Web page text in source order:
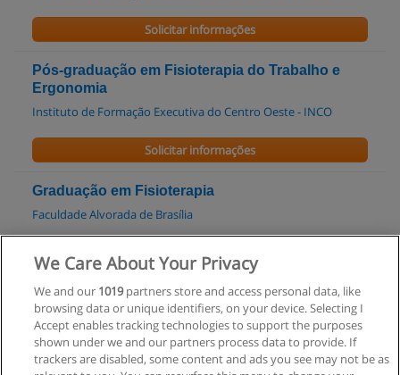
Solicitar informações
Pós-graduação em Fisioterapia do Trabalho e
Ergonomia
Instituto de Formação Executiva do Centro Oeste - INCO
Solicitar informações
Graduação em Fisioterapia
Faculdade Alvorada de Brasília
Solicitar informações
Curso de Fisioterapia Hospitalar
Central HONOS de Cursos
Solicitar informações
We Care About Your Privacy
We and our 1019partners store and access personal data, like
browsing data or unique identifiers, on your device. Selecting I
Accept enables tracking technologies to support the purposes
shown under we and our partners process data to provide. If
trackers are disabled, some content and ads you see may not be as